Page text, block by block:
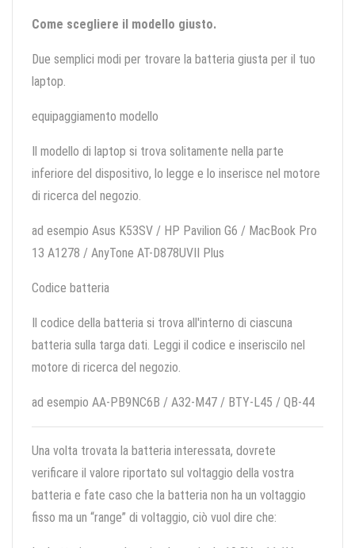
Come scegliere il modello giusto.
Due semplici modi per trovare la batteria giusta per il tuo
laptop.
equipaggiamento modello
Il modello di laptop si trova solitamente nella parte
inferiore del dispositivo, lo legge e lo inserisce nel motore
di ricerca del negozio.
ad esempio Asus K53SV / HP Pavilion G6 / MacBook Pro
13 A1278 / AnyTone AT-D878UVII Plus
Codice batteria
Il codice della batteria si trova all'interno di ciascuna
batteria sulla targa dati. Leggi il codice e inseriscilo nel
motore di ricerca del negozio.
ad esempio AA-PB9NC6B / A32-M47 / BTY-L45 / QB-44
Una volta trovata la batteria interessata, dovrete
verificare il valore riportato sul voltaggio della vostra
batteria e fate caso che la batteria non ha un voltaggio
fisso ma un “range” di voltaggio, ciò vuol dire che: